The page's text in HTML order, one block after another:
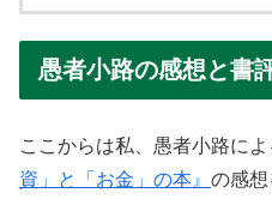
愚者小路の感想と書
ここからは私、愚者小路によ
資」と「お金」の本』 の感想